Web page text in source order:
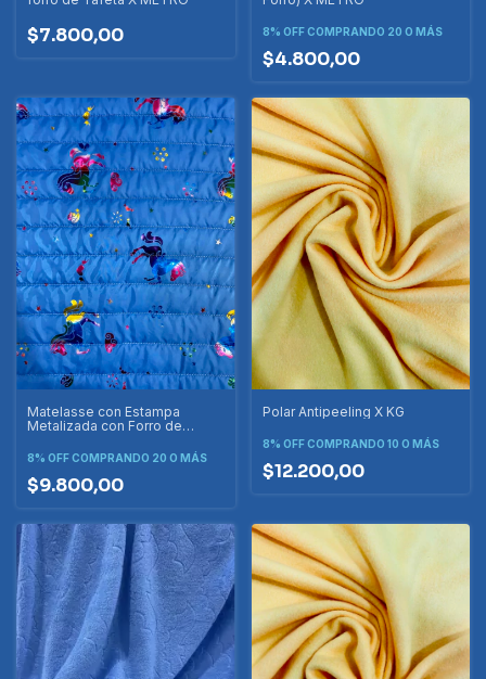
$7.800,00 8% OFF COMPRANDO 20 O MÁS
$4.800,00
Matelasse con Estampa
Metalizada con Forro de
8% OFFCOMPRANDO 20 O MÁS
$9.800,00
Polar Antipeeling X KG
8% OFF COMPRANDO 10 O MÁS
$12.200,00